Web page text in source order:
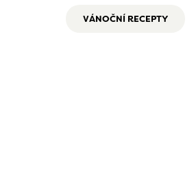
VÁNOČNÍ RECEPTY